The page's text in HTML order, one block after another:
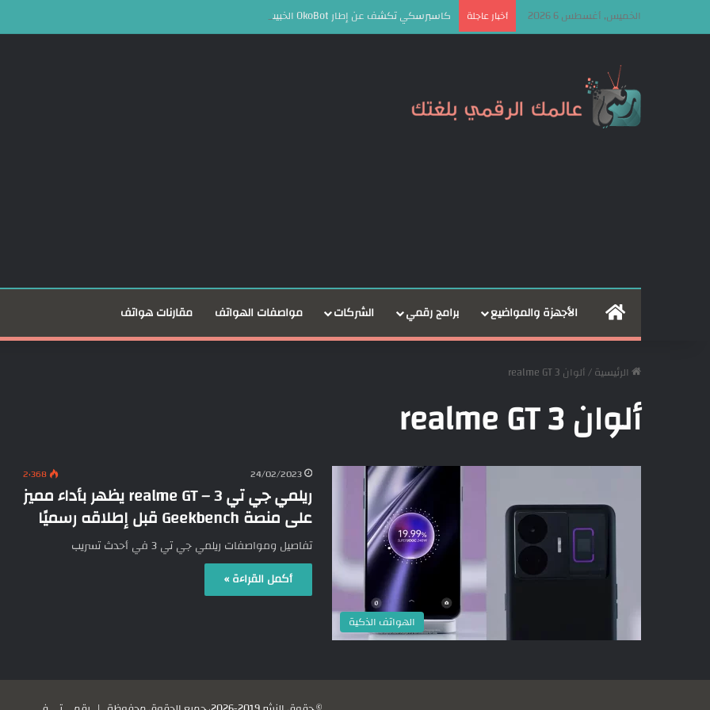
الخميس, أغسطس 6 2026 أخبار عاجلة كاسبرسكي تكشف عن إطار OkoBot الخبيث لاستهداف مستخدمي العملات المشفرة
الرئيسيةالأجهزة والمواضيع برامج رقمي الشركات مواصفات الهواتف مقارنات هواتف
الرئيسية/ألوان realme GT 3
ألوان realme GT 3
الهواتف الذكية
24/02/2023 2٬368
ريلمي جي تي 3 – realme GT يظهر بأداء مميز
على منصة Geekbench قبل إطلاقه رسميًا
تفاصيل ومواصفات ريلمي جي تي 3 في أحدث تسريب
أكمل القراءة »